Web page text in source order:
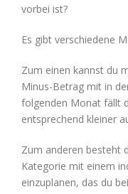
vorbei ist?
Es gibt verschiedene
Zum einen kannst du
Minus-Betrag mit in
folgenden Monat fällt
entsprechend kleiner
Zum anderen besteht
Kategorie mit einem
einzuplanen, das du